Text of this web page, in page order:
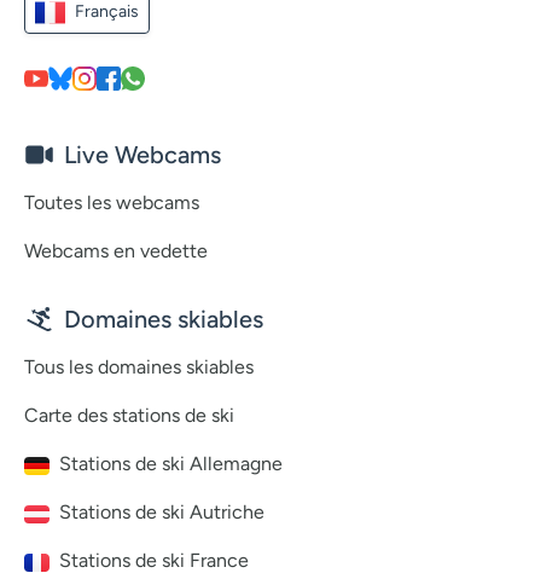
Français
Live Webcams
Toutes les webcams
Webcams en vedette
Domaines skiables
Tous les domaines skiables
Carte des stations de ski
Stations de ski Allemagne
Stations de ski Autriche
Stations de ski France